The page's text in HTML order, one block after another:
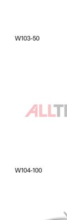
W103-50
W104-100